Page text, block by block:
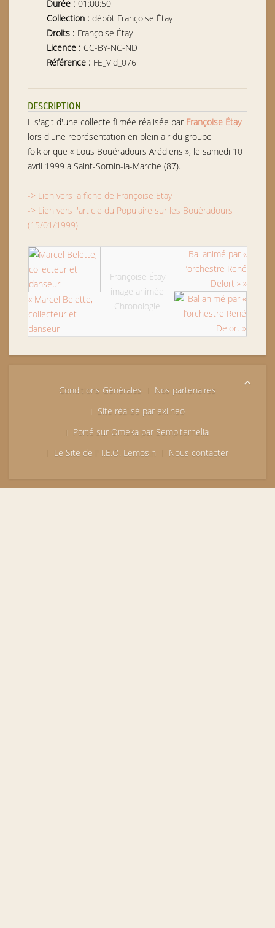
Durée : 01:00:50
Collection : dépôt Françoise Étay
Droits : Françoise Étay
Licence : CC-BY-NC-ND
Référence : FE_Vid_076
DESCRIPTION
Il s'agit d'une collecte filmée réalisée par Françoise Étay
lors d'une représentation en plein air du groupe
folklorique « Lous Bouéradours Arédiens », le samedi 10
avril 1999 à Saint-Sornin-la-Marche (87).
-> Lien vers la fiche de Françoise Etay
-> Lien vers l'article du Populaire sur les Bouéradours
(15/01/1999)
« Marcel Belette,
collecteur et
danseur
Françoise Étay
image animée
Chronologie
Bal animé par «
l’orchestre René
Delort » »
Conditions Générales
Nos partenaires
Site réalisé par exlineo
Porté sur Omeka par Sempiternelia
Le Site de l' I.E.O. Lemosin
Nous contacter